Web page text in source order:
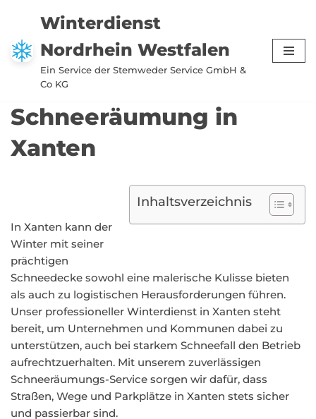
Zum
Inhalt
springen
Winterdienst
Nordrhein Westfalen
Ein Service der Stemweder Service GmbH &
Co KG
Schneeräumung in
Xanten
Inhaltsverzeichnis
In Xanten kann der
Winter mit seiner
prächtigen
Schneedecke sowohl eine malerische Kulisse bieten
als auch zu logistischen Herausforderungen führen.
Unser professioneller Winterdienst in Xanten steht
bereit, um Unternehmen und Kommunen dabei zu
unterstützen, auch bei starkem Schneefall den Betrieb
aufrechtzuerhalten. Mit unserem zuverlässigen
Schneeräumungs-Service sorgen wir dafür, dass
Straßen, Wege und Parkplätze in Xanten stets sicher
und passierbar sind.